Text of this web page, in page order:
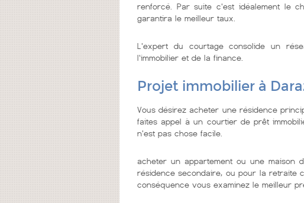
renforcé. Par suite c'est idéalement le
garantira le meilleur taux.
L'expert du courtage consolide un
l'immobilier et de la finance.
Projet immobilier à
Vous désirez acheter une résidence
faites appel à un courtier de prêt
n'est pas chose facile.
acheter un appartement ou une maison
résidence secondaire, ou pour la retraite
conséquence vous examinez le meilleur